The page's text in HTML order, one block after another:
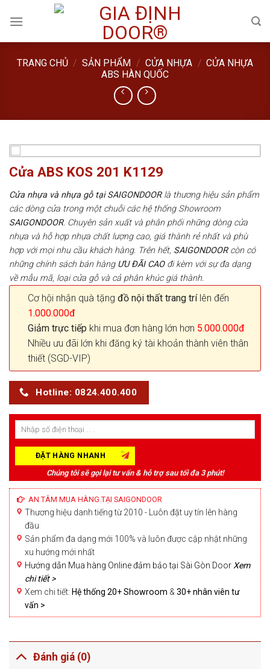
TRANG CHỦ / SẢN PHẨM / CỬA NHỰA / CỬA NHỰA
ABS HÀN QUỐC
Cửa ABS KOS 201 K1129
Cửa nhựa và nhựa gỗ tại SAIGONDOORlà thương hiệu sản phẩm
các dòng cửa trong một chuỗi các hệ thống Showroom
SAIGONDOOR. Chuyên sản xuất và phân phối những dòng cửa
nhựa và hỗ hợp nhựa chất lượng cao, giá thành rẻ nhất và phù
hợp với mọi nhu cầu khách hàng. Trên hết, SAIGONDOORcòn có
những chính sách bán hàng ƯU ĐÃI CAO đi kèm với sự đa dạng
về mẫu mã, loại cửa gỗ và cả phân khúc giá thành.
Cơ hội nhận quà tặng đồ nội thất trang trílên đến
1.000.000đ
Giảm trực tiếp khi mua đơn hàng lớn hơn 5.000.000đ
Nhiều ưu đãi lớn khi đăng ký tài khoản thành viên thân
thiết (SGD-VIP)
Hotline: 0824.400.400
Chúng tôi sẽ gọi lại tư vấn & hỗ trợ sau tối đa 3 phút!
AN TÂM MUA HÀNG TẠI SAIGONDOOR
Thương hiệu danh tiếng từ 2010 - Luôn đặt uy tín lên hàng
đầu
Sản phẩm đa dạng mới 100% và luôn được cập nhật những
xu hướng mới nhất
Hướng dẫn Mua hàng Online đảm bảo tại Sài Gòn Door Xem
chi tiết >
Xem chi tiết: Hệ thống 20+ Showroom & 30+ nhân viên tư
vấn >
Đánh giá (0)